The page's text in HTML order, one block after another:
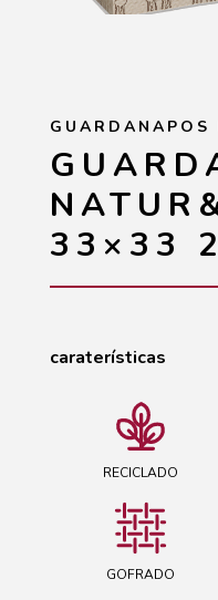
GUARDANAPOS
33×33
caraterísticas
RECICLADO
GOFRADO